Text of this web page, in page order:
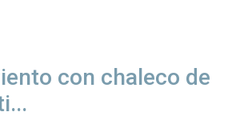
con chaleco de